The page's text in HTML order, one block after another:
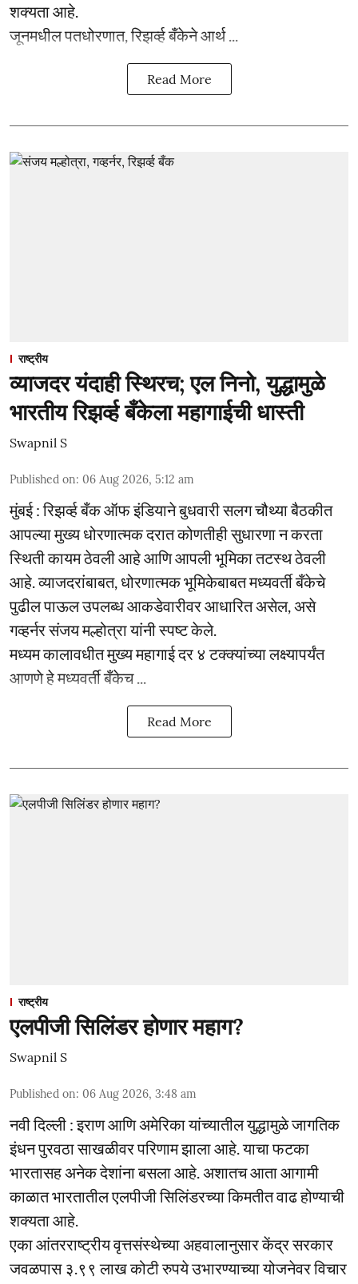
शक्यता आहे.
जूनमधील पतधोरणात, रिझर्व्ह बँकेने आर्थ ...
Read More
राष्ट्रीय
व्याजदर यंदाही स्थिरच; एल निनो, युद्धामुळे
भारतीय रिझर्व्ह बँकेला महागाईची धास्ती
Swapnil S
Published on: 06 Aug 2026, 5:12 am
मुंबई : रिझर्व्ह बँक ऑफ इंडियाने बुधवारी सलग चौथ्या बैठकीत
आपल्या मुख्य धोरणात्मक दरात कोणतीही सुधारणा न करता
स्थिती कायम ठेवली आहे आणि आपली भूमिका तटस्थ ठेवली
आहे. व्याजदरांबाबत, धोरणात्मक भूमिकेबाबत मध्यवर्ती बँकेचे
पुढील पाऊल उपलब्ध आकडेवारीवर आधारित असेल, असे
गव्हर्नर संजय मल्होत्रा यांनी स्पष्ट केले.
मध्यम कालावधीत मुख्य महागाई दर ४ टक्क्यांच्या लक्ष्यापर्यंत
आणणे हे मध्यवर्ती बँकेच ...
Read More
राष्ट्रीय
एलपीजी सिलिंडर होणार महाग?
Swapnil S
Published on: 06 Aug 2026, 3:48 am
नवी दिल्ली : इराण आणि अमेरिका यांच्यातील युद्धामुळे जागतिक
इंधन पुरवठा साखळीवर परिणाम झाला आहे. याचा फटका
भारतासह अनेक देशांना बसला आहे. अशातच आता आगामी
काळात भारतातील एलपीजी सिलिंडरच्या किमतीत वाढ होण्याची
शक्यता आहे.
एका आंतरराष्ट्रीय वृत्तसंस्थेच्या अहवालानुसार केंद्र सरकार
जवळपास ३.९९ लाख कोटी रुपये उभारण्याच्या योजनेवर विचार